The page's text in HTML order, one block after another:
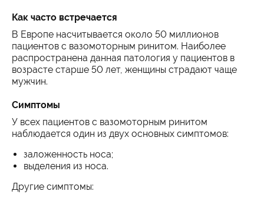
Как часто встречается
В Европе насчитывается около 50 миллионов
пациентов с вазомоторным ринитом. Наиболее
распространена данная патология у пациентов в
возрасте старше 50 лет, женщины страдают чаще
мужчин.
Симптомы
У всех пациентов с вазомоторным ринитом
наблюдается один из двух основных симптомов:
заложенность носа;
выделения из носа.
Другие симптомы: